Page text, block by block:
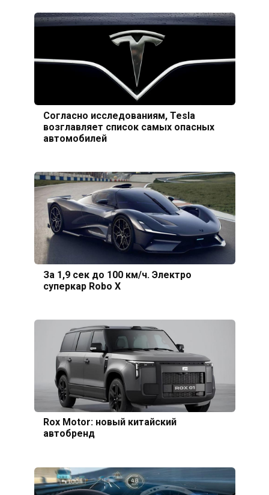
Согласно исследованиям, Tesla
возглавляет список самых опасных
автомобилей
За 1,9 сек до 100 км/ч. Электро
суперкар Robo X
Rox Motor: новый китайский
автобренд